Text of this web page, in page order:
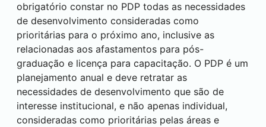
obrigatório constar no PDP todas as necessidades
de desenvolvimento consideradas como
prioritárias para o próximo ano, inclusive as
relacionadas aos afastamentos para pós-
graduação e licença para capacitação. O PDP é um
planejamento anual e deve retratar as
necessidades de desenvolvimento que são de
interesse institucional, e não apenas individual,
consideradas como prioritárias pelas áreas e